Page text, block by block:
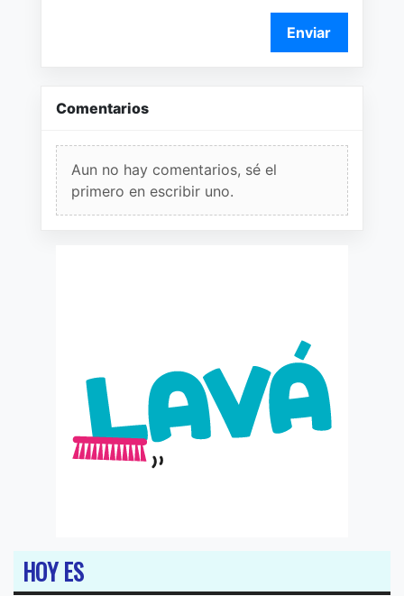
Enviar
Comentarios
Aun no hay comentarios, sé el
primero en escribir uno.
HOY ES